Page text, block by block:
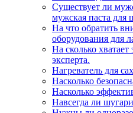
Существует ли
мужская паста для
На что обратить
оборудования для
На сколько
эксперта.
Нагреватель для
Насколько
Насколько
Навсегда ли